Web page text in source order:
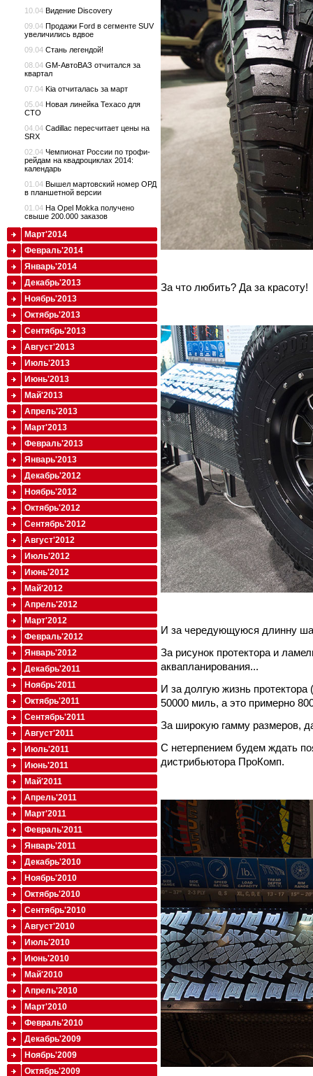
За что любить? Да за красоту!
И за чередующуюся длинну
За рисунок протектора и
аквапланирования...
И за долгую жизнь протектора
50000 миль, а это примерно
За широкую гамму размеров,
С нетерпением будем ждать
дистрибьютора ПроКомп.
10.04 Видение Discovery
09.04 Продажи Ford в сегменте SUV
увеличились вдвое
09.04 Стань легендой!
08.04 GM-АвтоВАЗ отчитался за
квартал
07.04 Kia отчиталась за март
05.04 Новая линейка Texaco для
СТО
04.04 Cadillac пересчитает цены на
SRX
02.04 Чемпионат России по трофи-
рейдам на квадроциклах 2014:
календарь
01.04 Вышел мартовский номер ОРД
в планшетной версии
01.04 На Opel Mokka получено
свыше 200.000 заказов
Март'2014
Февраль'2014
Январь'2014
Декабрь'2013
Ноябрь'2013
Октябрь'2013
Сентябрь'2013
Август'2013
Июль'2013
Июнь'2013
Май'2013
Апрель'2013
Март'2013
Февраль'2013
Январь'2013
Декабрь'2012
Ноябрь'2012
Октябрь'2012
Сентябрь'2012
Август'2012
Июль'2012
Июнь'2012
Май'2012
Апрель'2012
Март'2012
Февраль'2012
Январь'2012
Декабрь'2011
Ноябрь'2011
Октябрь'2011
Сентябрь'2011
Август'2011
Июль'2011
Июнь'2011
Май'2011
Апрель'2011
Март'2011
Февраль'2011
Январь'2011
Декабрь'2010
Ноябрь'2010
Октябрь'2010
Сентябрь'2010
Август'2010
Июль'2010
Июнь'2010
Май'2010
Апрель'2010
Март'2010
Февраль'2010
Декабрь'2009
Ноябрь'2009
Октябрь'2009